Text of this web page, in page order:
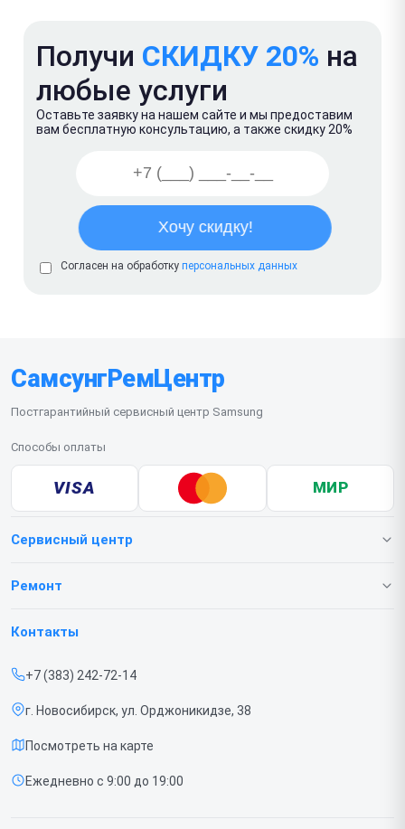
Получи СКИДКУ 20% на
любые услуги
Оставьте заявку на нашем сайте и мы предоставим
вам бесплатную консультацию, а также скидку 20%
Согласен на обработку персональных данных
СамсунгРемЦентр
Постгарантийный сервисный центр Samsung
Способы оплаты
VISA МИР
Сервисный центр
О нашем сервисе
Срочный ремонт
Доставка и способы оплаты
Диагностика
Контакты
Ремонт
Телефонов
Контакты
+7 (383) 242-72-14
г. Новосибирск, ул. Орджоникидзе, 38
Посмотреть на карте
Ежедневно с 9:00 до 19:00